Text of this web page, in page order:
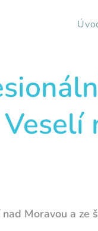
Veselí
Moravou a